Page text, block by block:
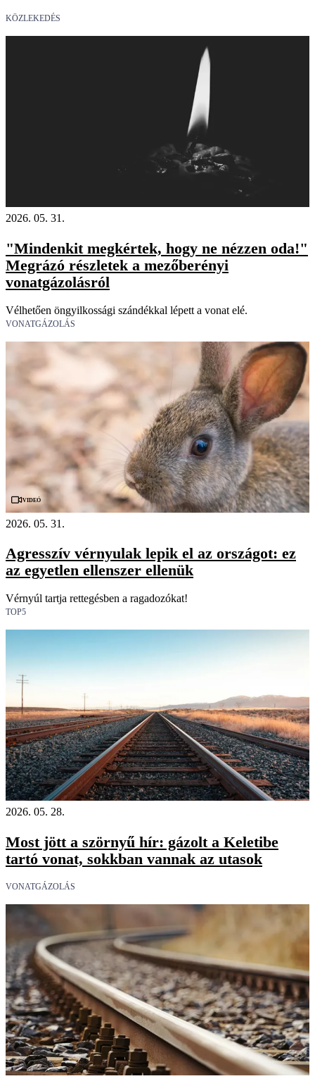
KÖZLEKEDÉS
2026. 05. 31.
"Mindenkit megkértek, hogy ne nézzen oda!"
Megrázó részletek a mezőberényi
vonatgázolásról
Vélhetően öngyilkossági szándékkal lépett a vonat elé.
VONATGÁZOLÁS
Videó
2026. 05. 31.
Agresszív vérnyulak lepik el az országot: ez
az egyetlen ellenszer ellenük
Vérnyúl tartja rettegésben a ragadozókat!
TOP5
2026. 05. 28.
Most jött a szörnyű hír: gázolt a Keletibe
tartó vonat, sokkban vannak az utasok
VONATGÁZOLÁS